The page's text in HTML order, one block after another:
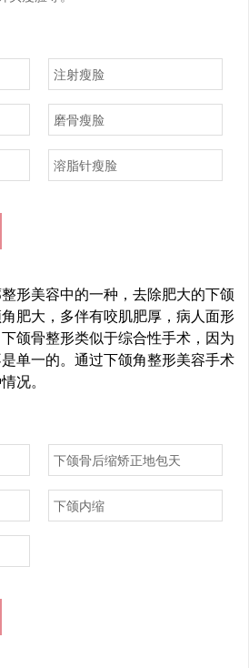
注射瘦脸
磨骨瘦脸
溶脂针瘦脸
形美容中的一种，去除肥大的下颌
肥大，多伴有咬肌肥厚，病人面形
颌骨整形类似于综合性手术，因为
单一的。通过下颌角整形美容手术
况。
下颌骨后缩矫正地包天
下颌内缩